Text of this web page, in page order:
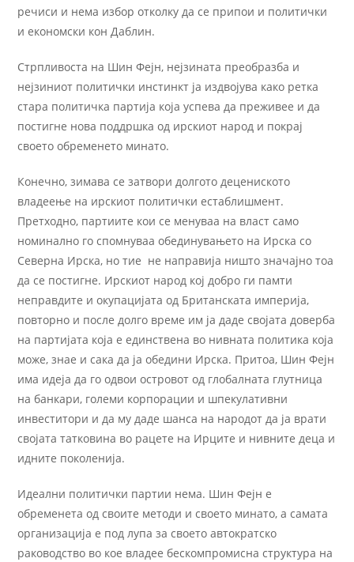
речиси и нема избор отколку да се припои и политички
и економски кон Даблин.
Стрпливоста на Шин Фејн, нејзината преобразба и
нејзиниот политички инстинкт ја издвојува како ретка
стара политичка партија која успева да преживее и да
постигне нова поддршка од ирскиот народ и покрај
своето обременето минато.
Конечно, зимава се затвори долгото децениското
владеење на ирскиот политички естаблишмент.
Претходно, партиите кои се менуваа на власт само
номинално го спомнуваа обединувањето на Ирска со
Северна Ирска, но тие не направија ништо значајно тоа
да се постигне. Ирскиот народ кој добро ги памти
неправдите и окупацијата од Британската империја,
повторно и после долго време им ја даде својата доверба
на партијата која е единствена во нивната политика која
може, знае и сака да ја обедини Ирска. Притоа, Шин Фејн
има идеја да го одвои островот од глобалната глутница
на банкари, големи корпорации и шпекулативни
инвеститори и да му даде шанса на народот да ја врати
својата татковина во рацете на Ирците и нивните деца и
идните поколенија.
Идеални политички партии нема. Шин Фејн е
обременета од своите методи и своето минато, а самата
организација е под лупа за своето автократско
раководство во кое владее бескомпромисна структура на